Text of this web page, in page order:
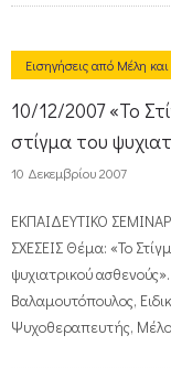
Εισηγήσεις από Μέλη
10/12/2007 «Το
στίγμα του
10 Δεκεμβρίου 2007
ΕΚΠΑΙΔΕΥΤΙΚΟ
ΣΧΕΣΕΙΣ Θέμα: «Το
ψυχιατρικού
Βαλαμουτόπουλος,
Ψυχοθεραπευτής,